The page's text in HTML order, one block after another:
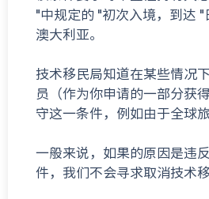
"中规定的 "初次入境，到达 "
澳大利亚。
技术移民局知道在某些情况
员（作为你申请的一部分获
守这一条件，例如由于全球旅
一般来说，如果的原因是违
件，我们不会寻求取消技术